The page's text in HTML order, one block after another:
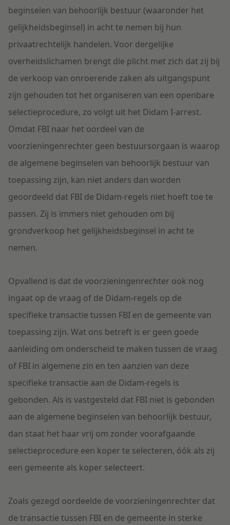
beginselen van behoorlijk bestuur (waaronder het
gelijkheidsbeginsel) in acht te nemen bij hun
privaatrechtelijk handelen. Voor dergelijke
overheidslichamen brengt die plicht met zich dat zij bij
de verkoop van onroerende zaken als uitgangspunt
zijn gehouden tot het organiseren van een openbare
selectieprocedure, zo volgt uit het Didam I-arrest.
Omdat FBI naar het oordeel van de
voorzieningenrechter geen bestuursorgaan is waarop
de algemene beginselen van behoorlijk bestuur van
toepassing zijn, kan niet anders dan worden
geoordeeld dat FBI de Didam-regels niet hoeft toe te
passen. Zij is immers niet gehouden om bij
grondverkoop het gelijkheidsbeginsel in acht te
nemen.
Opvallend is dat de voorzieningenrechter ook nog
ingaat op de vraag of de Didam-regels op de
specifieke transactie tussen FBI en de gemeente van
toepassing zijn. Wat ons betreft is er geen goede
aanleiding om onderscheid te maken tussen de vraag
of FBI in algemene zin en ten aanzien van deze
specifieke transactie aan de Didam-regels is
gebonden. Als is vastgesteld dat FBI niet is gebonden
aan de algemene beginselen van behoorlijk bestuur,
dan staat het haar vrij om zonder voorafgaande
selectieprocedure een koper te selecteren, óók als zij
een gemeente als koper selecteert.
Zoals gezegd oordeelde de voorzieningenrechter dat
de transactie tussen FBI en de gemeente in sterke